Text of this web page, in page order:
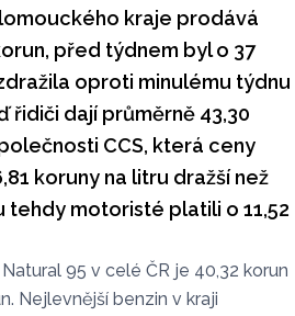
kraje prodává
před týdnem byl o 37
oproti minulému týdnu
řidiči dají průměrně 43,30
CCS, která ceny
koruny na litru dražší než
motoristé platili o 11,52
95 v celé ČR je 40,32 korun
Nejlevnější benzin v kraji